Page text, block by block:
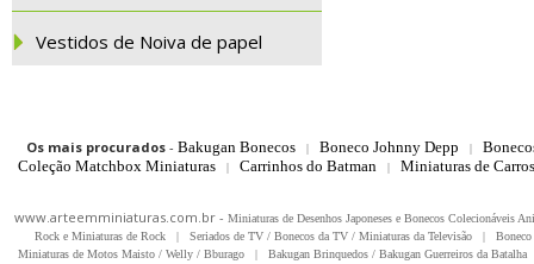
Vestidos de Noiva de papel
Os mais procurados- Bakugan Bonecos | Boneco Johnny Depp |
Coleção Matchbox Miniaturas
| Carrinhos do Batman | Miniaturas de
www.arteemminiaturas.com.br - Miniaturas de Desenhos Japoneses e Bonecos Colecionáveis
Rock e Miniaturas de Rock
| Seriados de TV / Bonecos da TV / Miniaturas da Televisão |
Miniaturas de Motos Maisto / Welly / Bburago
| Bakugan Brinquedos / Bakugan Guerreiros da Batalha